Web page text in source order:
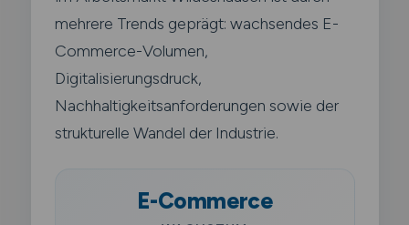
mehrere Trends geprägt: wachsendes E-
Commerce-Volumen,
Digitalisierungsdruck,
Nachhaltigkeitsanforderungen sowie der
strukturelle Wandel der Industrie.
E-Commerce